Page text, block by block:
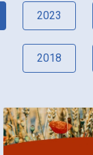
2023
2018